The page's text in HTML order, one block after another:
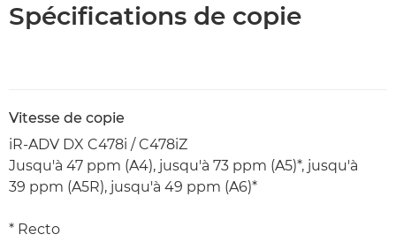
Spécifications de copie
Vitesse de copie
iR-ADV DX C478i / C478iZ
Jusqu'à 47 ppm (A4), jusqu'à 73 ppm (A5)*, jusqu'à
39 ppm (A5R), jusqu'à 49 ppm (A6)*
* Recto